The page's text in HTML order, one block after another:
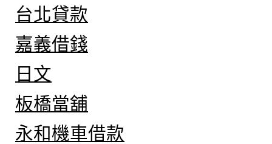
台北貸款
嘉義借錢
日文
板橋當舖
永和機車借款